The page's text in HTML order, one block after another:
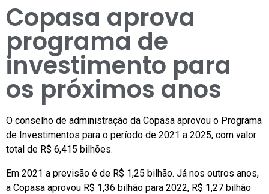
Copasa aprova
programa de
investimento para
os próximos anos
O conselho de administração da Copasa aprovou o Programa
de Investimentos para o período de 2021 a 2025, com valor
total de R$ 6,415 bilhões.
Em 2021 a previsão é de R$ 1,25 bilhão. Já nos outros anos,
a Copasa aprovou R$ 1,36 bilhão para 2022, R$ 1,27 bilhão